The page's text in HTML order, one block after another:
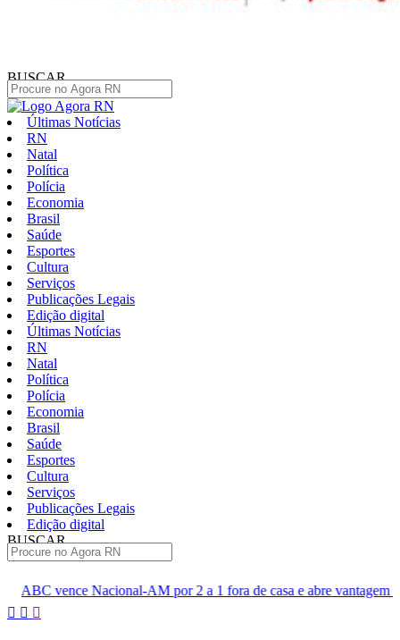
BUSCAR
Últimas Notícias
RN
Natal
Política
Polícia
Economia
Brasil
Saúde
Esportes
Cultura
Serviços
Publicações Legais
Edição digital
Últimas Notícias
RN
Natal
Política
Polícia
Economia
Brasil
Saúde
Esportes
Cultura
Serviços
Publicações Legais
Edição digital
BUSCAR
AM por 2 a 1 fora de casa e abre vantagem nas quartas
Cine
Pular